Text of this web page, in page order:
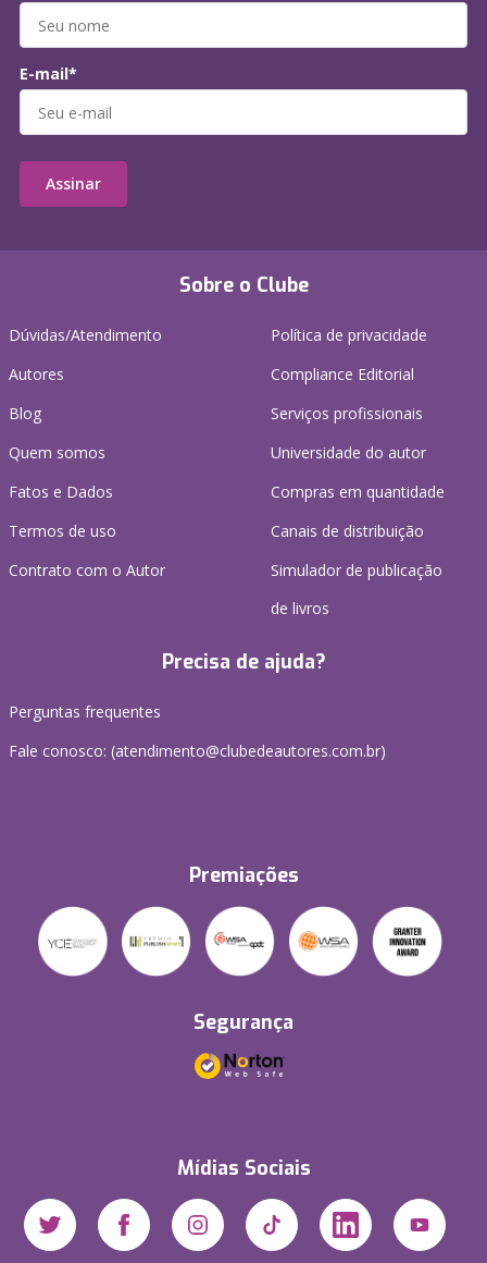
Sobre o Clube
Dúvidas/Atendimento
Autores
Blog
Quem somos
Fatos e Dados
Termos de uso
Contrato com o Autor
Política de privacidade
Compliance Editorial
Serviços profissionais
Universidade do autor
Compras em quantidade
Canais de distribuição
Simulador de publicação
de livros
Precisa de ajuda?
Perguntas frequentes
Fale conosco: (atendimento@clubedeautores.com.br)
Premiações
Segurança
Mídias Sociais
E-mail*
Assinar